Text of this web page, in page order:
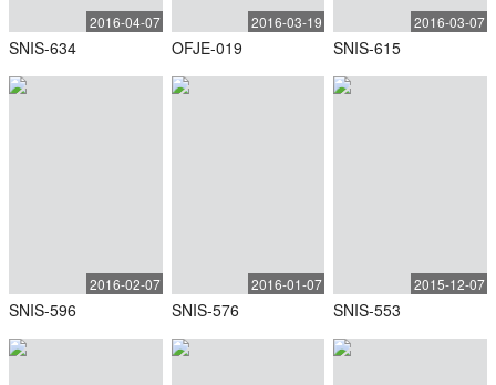
2016-04-07
SNIS-634
2016-03-19
OFJE-019
2016-03-07
SNIS-615
2016-02-07
SNIS-596
2016-01-07
SNIS-576
2015-12-07
SNIS-553